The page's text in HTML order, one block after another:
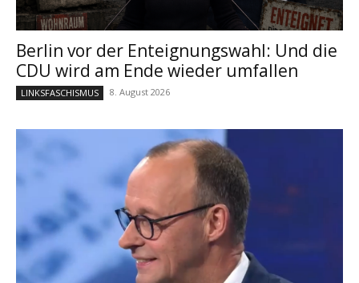
Berlin vor der Enteignungswahl: Und die
CDU wird am Ende wieder umfallen
LINKSFASCHISMUS 8. August 2026